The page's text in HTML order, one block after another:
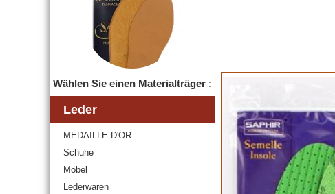
Wählen Sie einen Materialträger :
Leder
MEDAILLE D'OR
Schuhe
Mobel
Lederwaren